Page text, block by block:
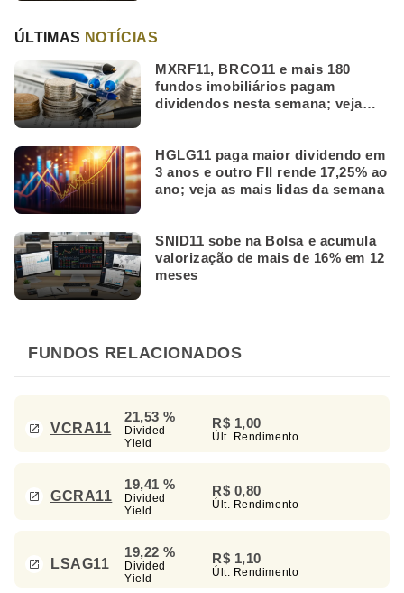
ÚLTIMAS NOTÍCIAS
MXRF11, BRCO11 e mais 180
fundos imobiliários pagam
dividendos nesta semana; veja
HGLG11 paga maior dividendo em
3 anos e outro FII rende 17,25% ao
ano; veja as mais lidas da semana
SNID11 sobe na Bolsa e acumula
valorização de mais de 16% em 12
meses
FUNDOS RELACIONADOS
VCRA11
21,53 %
Divided
Yield
R$ 1,00
Últ. Rendimento
GCRA11
19,41 %
Divided
Yield
R$ 0,80
Últ. Rendimento
LSAG11
19,22 %
Divided
Yield
R$ 1,10
Últ. Rendimento